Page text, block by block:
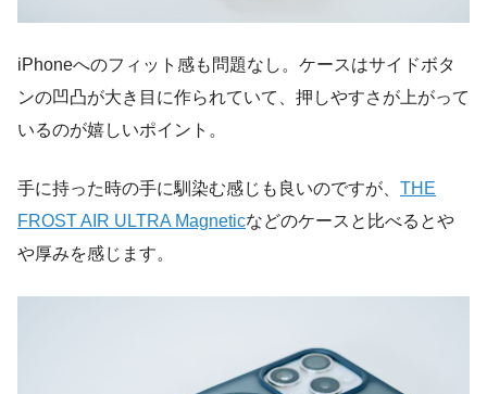
iPhoneへのフィット感も問題なし。ケースはサイドボタ
ンの凹凸が大き目に作られていて、押しやすさが上がって
いるのが嬉しいポイント。
手に持った時の手に馴染む感じも良いのですが、 THE
FROST AIR ULTRA Magneticなどのケースと比べるとや
や厚みを感じます。